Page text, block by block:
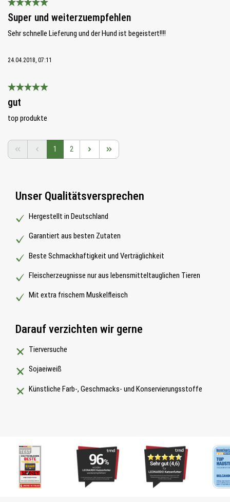
Bewertung mit 5 von 5 Sternen
Super und weiterzuempfehlen
Sehr schnelle Lieferung und der Hund ist begeistert!!!!
24.04.2018, 07:11
gut
top produkte
Seite
1 Seite
2
Unser Qualitätsversprechen
Hergestellt in Deutschland
Garantiert aus besten Zutaten
Beste Schmackhaftigkeit und Verträglichkeit
Fleischerzeugnisse nur aus lebensmitteltauglichen Tieren
Mit extra frischem Muskelfleisch
Darauf verzichten wir gerne
Tierversuche
Sojaeiweiß
Künstliche Farb-, Geschmacks- und Konservierungsstoffe